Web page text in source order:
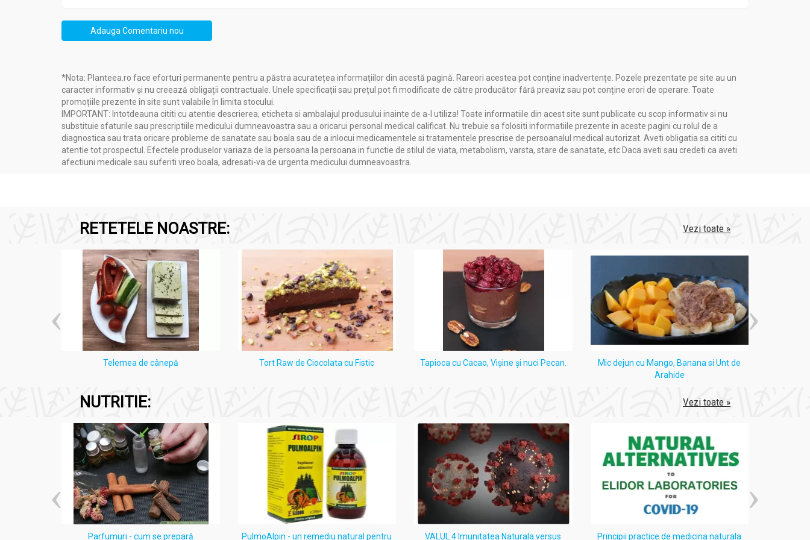
Vitamina E protejează celulele împotriva radicalilor liberi
Administrare
Pachet Omega3 extra 1000mg 120+60cps - DOPPEL HERZ
Se administreaza 2 capsule nemestecate zilnic, in timpul mesei, cu suficient lichid.
Adauga Comentariu nou
*Nota: Planteea.ro face eforturi permanente pentru a păstra acuratețea informațiilor din acestă pagină. Rareori acestea pot conține inadvertențe. Pozele prezentate pe site au un
caracter informativ și nu creează obligații contractuale. Unele specificații sau prețul pot fi modificate de către producător fără preaviz sau pot conține erori de operare. Toate
promoțiile prezente în site sunt valabile în limita stocului.
IMPORTANT: Intotdeauna cititi cu atentie descrierea, eticheta si ambalajul produsului inainte de a-l utiliza! Toate informatiile din acest site sunt publicate cu scop informativ si nu
substituie sfaturile sau prescriptiile medicului dumneavoastra sau a oricarui personal medical calificat. Nu trebuie sa folositi informatiile prezente in aceste pagini cu rolul de a
diagnostica sau trata oricare probleme de sanatate sau boala sau de a inlocui medicamentele si tratamentele prescrise de persoanalul medical autorizat. Aveti obligatia sa cititi cu
atentie tot prospectul. Efectele produselor variaza de la persoana la persoana in functie de stilul de viata, metabolism, varsta, stare de sanatate, etc Daca aveti sau credeti ca aveti
afectiuni medicale sau suferiti vreo boala, adresati-va de urgenta medicului dumneavoastra.
RETETELE NOASTRE: Vezi toate »
Telemea de cânepă Tort Raw de Ciocolata cu Fistic Tapioca cu Cacao, Vişine şi nuci Pecan.
Mic dejun cu Mango, Banana si Unt de
Arahide
NUTRITIE: Vezi toate »
Parfumuri - cum se prepară PulmoAlpin - un remediu natural pentru VALUL 4 Imunitatea Naturala versus Principii practice de medicina naturala